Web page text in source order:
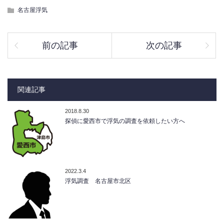
名古屋浮気
前の記事 次の記事
関連記事
2018.8.30
探偵に愛西市で浮気の調査を依頼したい方へ
2022.3.4
浮気調査 名古屋市北区